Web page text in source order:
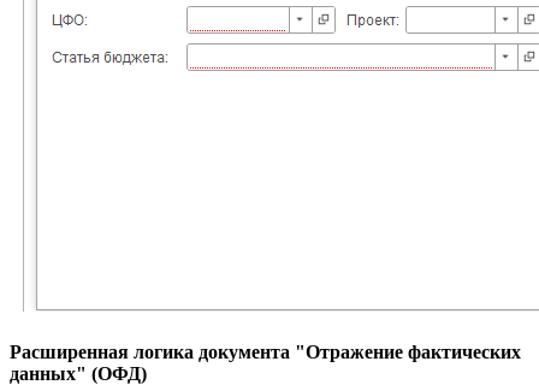
Расширенная логика документа "Отражение фактических
данных" (ОФД)